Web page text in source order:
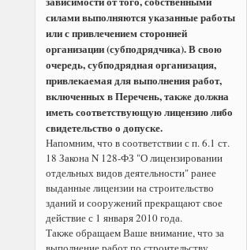
силами выполняются указанные работы
или с привлечением сторонней
организации (субподрядчика). В свою
очередь, субподрядная организация,
привлекаемая для выполнения работ,
включенных в Перечень, также должна
иметь соответствующую лицензию либо
свидетельство о допуске.
Напомним, что в соответствии с п. 6.1 ст.
18 Закона N 128-ФЗ "О лицензировании
отдельных видов деятельности" ранее
выданные лицензии на строительство
зданий и сооружений прекращают свое
действие с 1 января 2010 года.
Также обращаем Ваше внимание, что за